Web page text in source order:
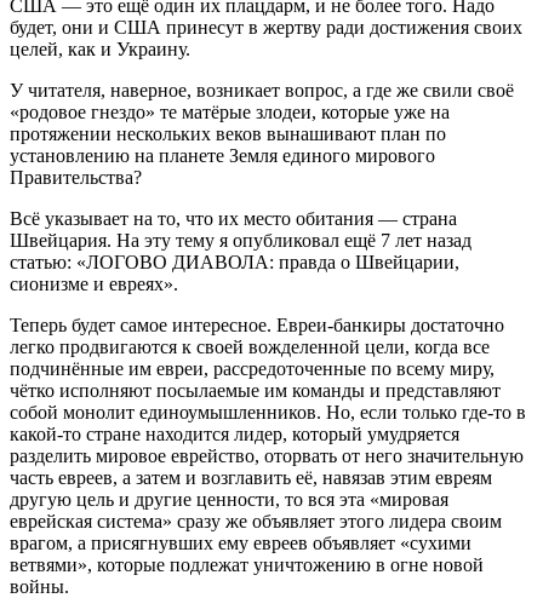
США — это ещё один их плацдарм, и не более того. Надо
будет, они и США принесут в жертву ради достижения своих
целей, как и Украину.
У читателя, наверное, возникает вопрос, а где же свили своё
«родовое гнездо» те матёрые злодеи, которые уже на
протяжении нескольких веков вынашивают план по
установлению на планете Земля единого мирового
Правительства?
Всё указывает на то, что их место обитания — страна
Швейцария. На эту тему я опубликовал ещё 7 лет назад
статью: «ЛОГОВО ДИАВОЛА: правда о Швейцарии,
сионизме и евреях».
Теперь будет самое интересное. Евреи-банкиры достаточно
легко продвигаются к своей вожделенной цели, когда все
подчинённые им евреи, рассредоточенные по всему миру,
чётко исполняют посылаемые им команды и представляют
собой монолит единоумышленников. Но, если только где-то в
какой-то стране находится лидер, который умудряется
разделить мировое еврейство, оторвать от него значительную
часть евреев, а затем и возглавить её, навязав этим евреям
другую цель и другие ценности, то вся эта «мировая
еврейская система» сразу же объявляет этого лидера своим
врагом, а присягнувших ему евреев объявляет «сухими
ветвями», которые подлежат уничтожению в огне новой
войны.